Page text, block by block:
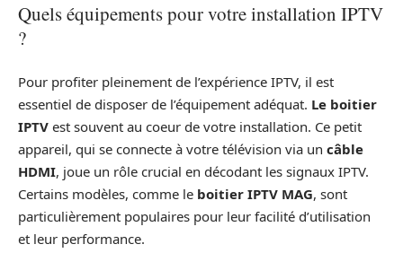
Quels équipements pour votre installation IPTV
?
Pour profiter pleinement de l’expérience IPTV, il est
essentiel de disposer de l’équipement adéquat. Le boitier
IPTV est souvent au coeur de votre installation. Ce petit
appareil, qui se connecte à votre télévision via un câble
HDMI, joue un rôle crucial en décodant les signaux IPTV.
Certains modèles, comme le boitier IPTV MAG, sont
particulièrement populaires pour leur facilité d’utilisation
et leur performance.